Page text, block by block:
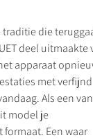
traditie die
deel uitmaakte
apparaat
met verfijnd
Als een
model je
Een waar